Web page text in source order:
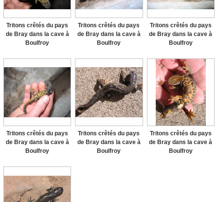
Tritons crêtés du pays
de Bray dans la cave à
Boulfroy
Tritons crêtés du pays
de Bray dans la cave à
Boulfroy
Tritons crêtés du pays
de Bray dans la cave à
Boulfroy
Tritons crêtés du pays
de Bray dans la cave à
Boulfroy
Tritons crêtés du pays
de Bray dans la cave à
Boulfroy
Tritons crêtés du pays
de Bray dans la cave à
Boulfroy